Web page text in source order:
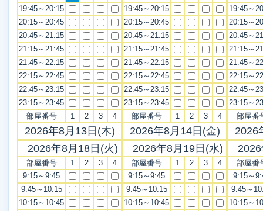
19:45～20:15
20:15～20:45
20:45～21:15
21:15～21:45
21:45～22:15
22:15～22:45
22:45～23:15
23:15～23:45
部屋番号
1 2 3 4
2026年8月13日(木)
19:45～20:15
20:15～20:45
20:45～21:15
21:15～21:45
21:45～22:15
22:15～22:45
22:45～23:15
23:15～23:45
部屋番号
1 2 3 4
2026年8月14日(金)
19:45～
20:15～
20:45～
21:15～
21:45～
22:15～
22:45～
23:15～
部屋番
2026
2026年8月18日(火)
部屋番号 1 2 3
4
9:15～9:45
9:45～10:15
10:15～10:45
2026年8月19日(水)
部屋番号 1 2 3
4
9:15～9:45
9:45～10:15
10:15～10:45
部屋番
9:15～
9:45～
10:15～